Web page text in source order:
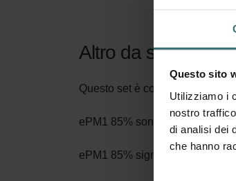
Questo sito
Utilizziamo i
nostro
di analisi dei
che hanno
Altro da sapere sul
Questo set è composto da 1
ePM1 85% sono i nomi
ePM1 85% significa che